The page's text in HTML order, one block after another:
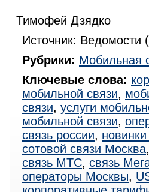
Тимофей Дзядко
Источник: Ведомости (
Рубрики: Мобильная
Ключевые слова:
мобильной связи,
связи, услуги
мобильной связи,
связь россии,
сотовой связи Москва
связь МТС, связь
операторы Москвы,